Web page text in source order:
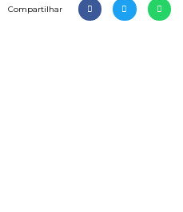
Compartilhar